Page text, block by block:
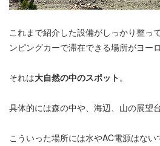
これまで紹介した設備がしっかり整っ
ンピングカーで滞在できる場所がヨー
それは大自然の中のスポット。
具体的には森の中や、海辺、山の展望台
こういった場所には水やAC電源はな